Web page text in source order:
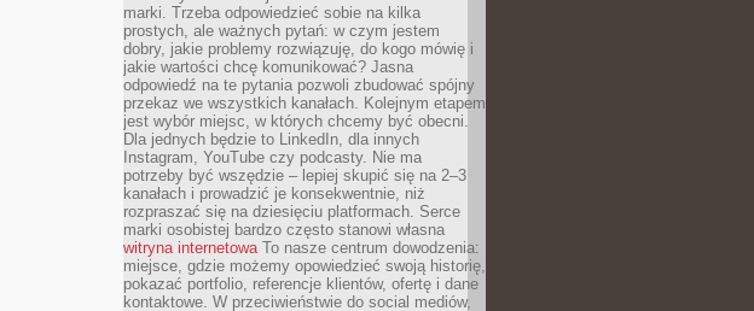
marki. Trzeba odpowiedzieć sobie na kilka
prostych, ale ważnych pytań: w czym jestem
dobry, jakie problemy rozwiązuję, do kogo mówię i
jakie wartości chcę komunikować? Jasna
odpowiedź na te pytania pozwoli zbudować spójny
przekaz we wszystkich kanałach. Kolejnym etapem
jest wybór miejsc, w których chcemy być obecni.
Dla jednych będzie to LinkedIn, dla innych
Instagram, YouTube czy podcasty. Nie ma
potrzeby być wszędzie – lepiej skupić się na 2–3
kanałach i prowadzić je konsekwentnie, niż
rozpraszać się na dziesięciu platformach. Serce
marki osobistej bardzo często stanowi własna
witryna internetowaTo nasze centrum dowodzenia:
miejsce, gdzie możemy opowiedzieć swoją historię,
pokazać portfolio, referencje klientów, ofertę i dane
kontaktowe. W przeciwieństwie do social mediów,